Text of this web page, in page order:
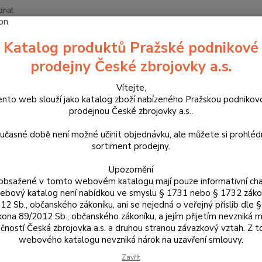
Hledat
Řemeny na zbraně a nábojové pásy
šíroký 5 cm
řemen na zbraň RZ 19/C s
1992
jeho
Katalog produktů Pražské podnikové
prodejny České zbrojovky a.s.
Vítejte,
web slouží jako katalog zboží nabízeného Pražskou
prodejnou České zbrojovky a.s..
době není možné učinit objednávku, ale můžete si
sortiment prodejny.
Upozornění
v tomto webovém katalogu mají pouze informativní
katalog není nabídkou ve smyslu § 1731 nebo § 1732
Sb., občanského zákoníku, ani se nejedná o veřejný příslib dle
89/2012 Sb., občanského zákoníku, a jejím přijetím nevzniká
Česká zbrojovka a.s. a druhou stranou závazkový vztah. Z
webového katalogu nevzniká nárok na uzavření smlouvy.
Zavřít